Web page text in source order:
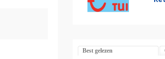
Best gelezen